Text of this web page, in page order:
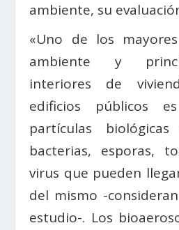
ambiente, su
«Uno de los
ambiente y
interiores de
edificios públicos
partículas
bacterias, esporas,
virus que pueden
del mismo -
estudio-. Los